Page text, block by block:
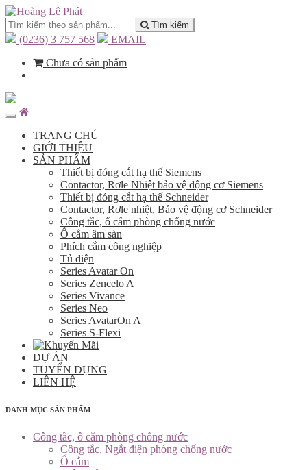
Tìm kiếm
(0236) 3 757 568
EMAIL
Chưa có sản phẩm
TRANG CHỦ
GIỚI THIỆU
SẢN PHẨM
Thiết bị đóng cắt hạ thế Siemens
Contactor, Rơle Nhiệt bảo vệ động cơ Siemens
Thiết bị đóng cắt hạ thế Schneider
Contactor, Rơle nhiệt, Bảo vệ động cơ Schneider
Công tắc, ổ cắm phòng chống nước
Ổ cắm âm sàn
Phích cắm công nghiệp
Tủ điện
Series Avatar On
Series Zencelo A
Series Vivance
Series Neo
Series AvatarOn A
Series S-Flexi
DỰ ÁN
TUYỂN DỤNG
LIÊN HỆ
DANH MỤC SẢN PHẨM
Công tắc, ổ cắm phòng chống nước
Công tắc, Ngắt điện phòng chống nước
Ổ cắm